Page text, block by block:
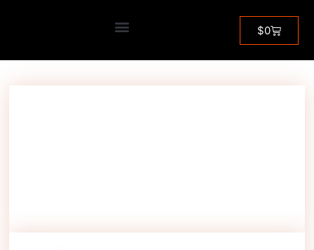
$0
Herramientas de poda
/ Empuñaduras de